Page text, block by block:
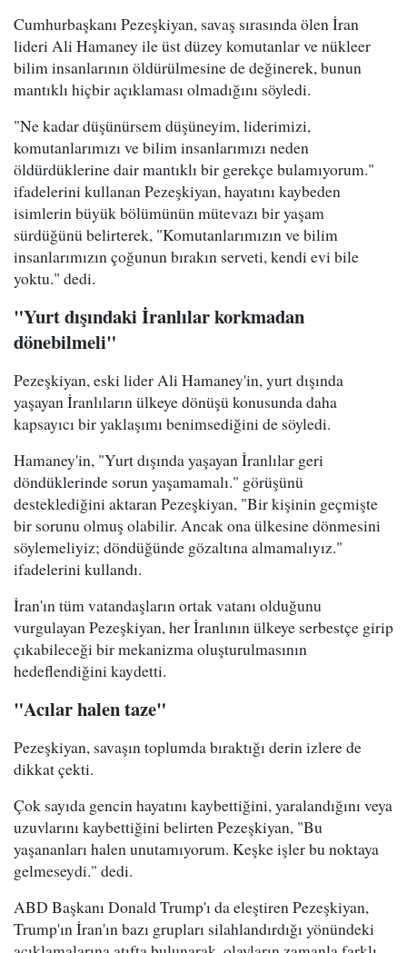
Cumhurbaşkanı Pezeşkiyan, savaş sırasında ölen İran
lideri Ali Hamaney ile üst düzey komutanlar ve nükleer
bilim insanlarının öldürülmesine de değinerek, bunun
mantıklı hiçbir açıklaması olmadığını söyledi.
"Ne kadar düşünürsem düşüneyim, liderimizi,
komutanlarımızı ve bilim insanlarımızı neden
öldürdüklerine dair mantıklı bir gerekçe bulamıyorum."
ifadelerini kullanan Pezeşkiyan, hayatını kaybeden
isimlerin büyük bölümünün mütevazı bir yaşam
sürdüğünü belirterek, "Komutanlarımızın ve bilim
insanlarımızın çoğunun bırakın serveti, kendi evi bile
yoktu." dedi.
"Yurt dışındaki İranlılar korkmadan
dönebilmeli"
Pezeşkiyan, eski lider Ali Hamaney'in, yurt dışında
yaşayan İranlıların ülkeye dönüşü konusunda daha
kapsayıcı bir yaklaşımı benimsediğini de söyledi.
Hamaney'in, "Yurt dışında yaşayan İranlılar geri
döndüklerinde sorun yaşamamalı." görüşünü
desteklediğini aktaran Pezeşkiyan, "Bir kişinin geçmişte
bir sorunu olmuş olabilir. Ancak ona ülkesine dönmesini
söylemeliyiz; döndüğünde gözaltına almamalıyız."
ifadelerini kullandı.
İran'ın tüm vatandaşların ortak vatanı olduğunu
vurgulayan Pezeşkiyan, her İranlının ülkeye serbestçe girip
çıkabileceği bir mekanizma oluşturulmasının
hedeflendiğini kaydetti.
"Acılar halen taze"
Pezeşkiyan, savaşın toplumda bıraktığı derin izlere de
dikkat çekti.
Çok sayıda gencin hayatını kaybettiğini, yaralandığını veya
uzuvlarını kaybettiğini belirten Pezeşkiyan, "Bu
yaşananları halen unutamıyorum. Keşke işler bu noktaya
gelmeseydi." dedi.
ABD Başkanı Donald Trump'ı da eleştiren Pezeşkiyan,
Trump'ın İran'ın bazı grupları silahlandırdığı yönündeki